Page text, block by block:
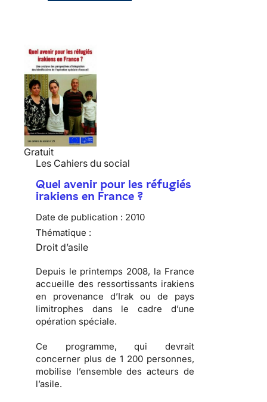
Gratuit
Les Cahiers du social
Quel avenir pour les réfugiés
irakiens en France ?
Date de publication : 2010
Thématique :
Droit d’asile
Depuis le printemps 2008, la France
accueille des ressortissants irakiens
en provenance d’Irak ou de pays
limitrophes dans le cadre d’une
opération spéciale.
Ce programme, qui devrait
concerner plus de 1 200 personnes,
mobilise l’ensemble des acteurs de
l’asile.